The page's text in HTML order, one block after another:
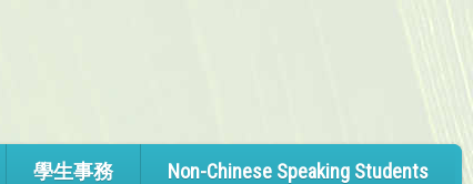
學生事務 Non-Chinese Speaking Students